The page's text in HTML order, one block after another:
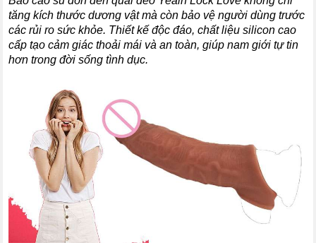
tăng kích thước dương vật mà còn bảo vệ người dùng trước
các rủi ro sức khỏe. Thiết kế độc đáo, chất liệu silicon cao
cấp tạo cảm giác thoải mái và an toàn, giúp nam giới tự tin
hơn trong đời sống tình dục.